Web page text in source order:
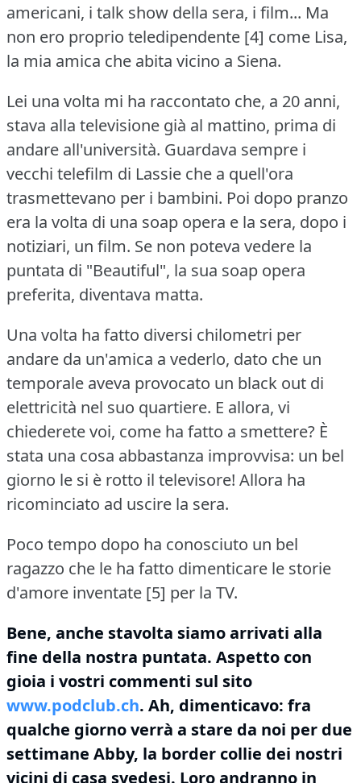
americani, i talk show della sera, i film... Ma
non ero proprio teledipendente [4] come Lisa,
la mia amica che abita vicino a Siena.
Lei una volta mi ha raccontato che, a 20 anni,
stava alla televisione già al mattino, prima di
andare all'università. Guardava sempre i
vecchi telefilm di Lassie che a quell'ora
trasmettevano per i bambini. Poi dopo pranzo
era la volta di una soap opera e la sera, dopo i
notiziari, un film. Se non poteva vedere la
puntata di "Beautiful", la sua soap opera
preferita, diventava matta.
Una volta ha fatto diversi chilometri per
andare da un'amica a vederlo, dato che un
temporale aveva provocato un black out di
elettricità nel suo quartiere. E allora, vi
chiederete voi, come ha fatto a smettere? È
stata una cosa abbastanza improvvisa: un bel
giorno le si è rotto il televisore! Allora ha
ricominciato ad uscire la sera.
Poco tempo dopo ha conosciuto un bel
ragazzo che le ha fatto dimenticare le storie
d'amore inventate [5] per la TV.
Bene, anche stavolta siamo arrivati alla
fine della nostra puntata. Aspetto con
gioia i vostri commenti sul sito
www.podclub.ch. Ah, dimenticavo: fra
qualche giorno verrà a stare da noi per due
settimane Abby, la border collie dei nostri
vicini di casa svedesi. Loro andranno in